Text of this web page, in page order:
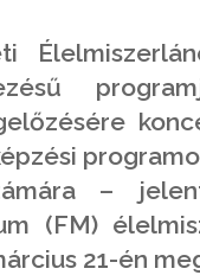
–
(FM)
21-én